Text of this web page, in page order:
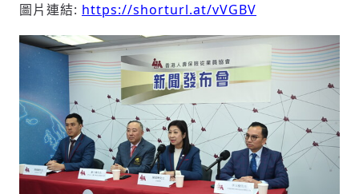
圖片連結: https://shorturl.at/vVGBV